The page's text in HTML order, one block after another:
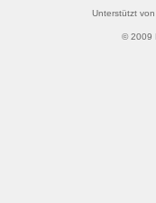
Unterstützt
© 2009